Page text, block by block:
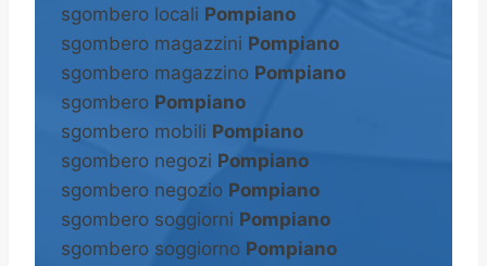
sgombero locali Pompiano
sgombero magazzini Pompiano
sgombero magazzino Pompiano
sgombero Pompiano
sgombero mobili Pompiano
sgombero negozi Pompiano
sgombero negozio Pompiano
sgombero soggiorni Pompiano
sgombero soggiorno Pompiano